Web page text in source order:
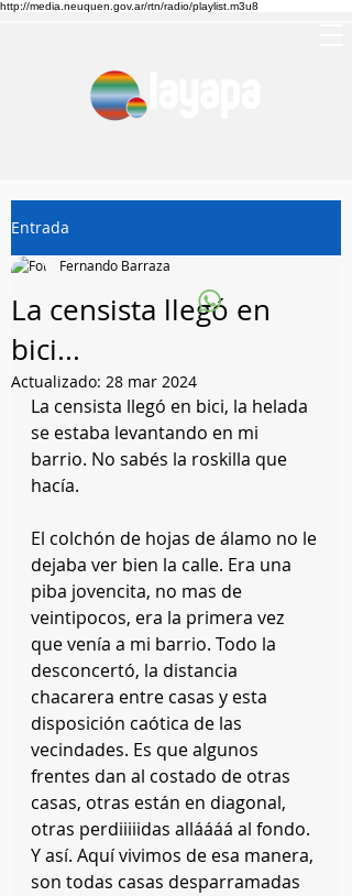
http://media.neuquen.gov.ar/rtn/radio/playlist.m3u8
Entrada
La censista llegó en
bici...
Fernando Barraza
Actualizado: 28 mar 2024
La censista llegó en bici, la helada
se estaba levantando en mi
barrio. No sabés la roskilla que
hacía.
El colchón de hojas de álamo no le
dejaba ver bien la calle. Era una
piba jovencita, no mas de
veintipocos, era la primera vez
que venía a mi barrio. Todo la
desconcertó, la distancia
chacarera entre casas y esta
disposición caótica de las
vecindades. Es que algunos
frentes dan al costado de otras
casas, otras están en diagonal,
otras perdiiiiidas alláááá al fondo.
Y así. Aquí vivimos de esa manera,
son todas casas desparramadas